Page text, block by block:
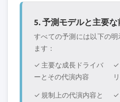
5. 予測モデルと主要
すべての予測には以下の
ます：
✓ 主要な成長ドライバ
ーとその代演内容
✓
✓ 規制上の代演内容と
✓